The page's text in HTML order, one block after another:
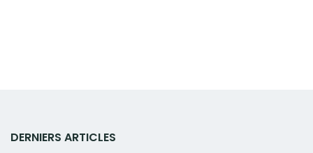
DERNIERS ARTICLES